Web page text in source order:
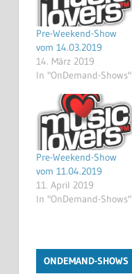
Pre-Weekend-Show
vom 14.03.2019
14. März 2019
In "OnDemand-Shows"
Pre-Weekend-Show
vom 11.04.2019
11. April 2019
In "OnDemand-Shows"
ONDEMAND-SHOWS